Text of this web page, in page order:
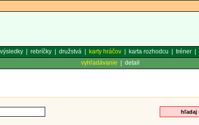
výsledky| rebríčky| družstvá| karty hráčov| karta rozhodcu tréner|
vyhľadávanie
detail